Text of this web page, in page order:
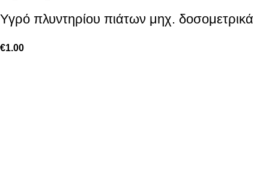
Υγρό πλυντηρίου πιάτων μηχ. δοσομετρικά
€1.00